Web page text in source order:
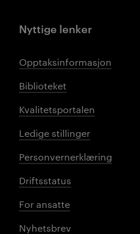
Nyttige lenker
Opptaksinformasjon
Biblioteket
Kvalitetsportalen
Ledige stillinger
Personvernerklæring
Driftsstatus
For ansatte
Nyhetsbrev